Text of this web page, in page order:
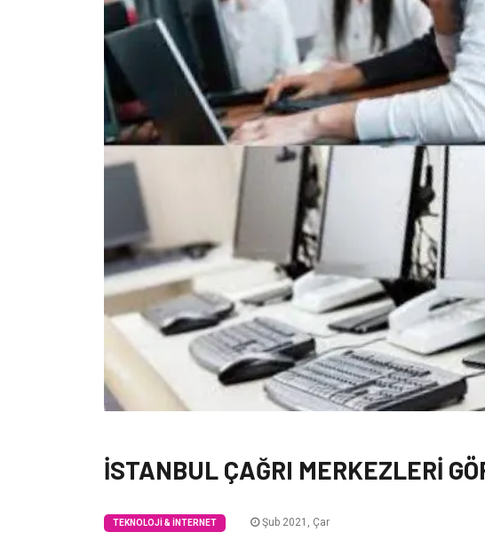
İSTANBUL ÇAĞRI MERKEZLERİ
TEKNOLOJI & İNTERNET Şub 2021, Çar